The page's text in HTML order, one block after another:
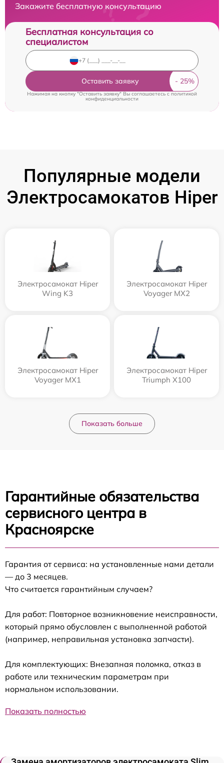
Закажите бесплатную консультацию
Бесплатная консультация со
специалистом
Оставить заявку
Нажимая на кнопку "Оставить заявку" Вы соглашаетесь cполитикой
конфиденциальности
Популярные модели
Электросамокатов Hiper
Электросамокат Hiper
Wing K3
Электросамокат Hiper
Voyager MX2
Электросамокат Hiper
Voyager MX1
Электросамокат Hiper
Triumph X100
Показать больше
Гарантийные обязательства
сервисного центра в
Красноярске
Гарантия от сервиса: на установленные нами детали
— до 3 месяцев.
Что считается гарантийным случаем?
Для работ: Повторное возникновение неисправности,
который прямо обусловлен с выполненной работой
(например, неправильная установка запчасти).
Для комплектующих: Внезапная поломка, отказ в
работе или техническим параметрам при
нормальном использовании.
Показать полностью